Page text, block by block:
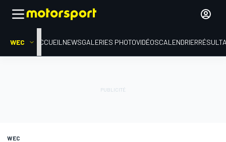
WEC ACCUEIL NEWSGALERIES PHOTOVIDÉOSCALENDRIER
WEC